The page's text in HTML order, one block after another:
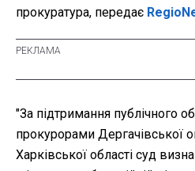
прокуратура, передає
"За підтримання публічного
прокурорами Дергачівської
Харківської області суд